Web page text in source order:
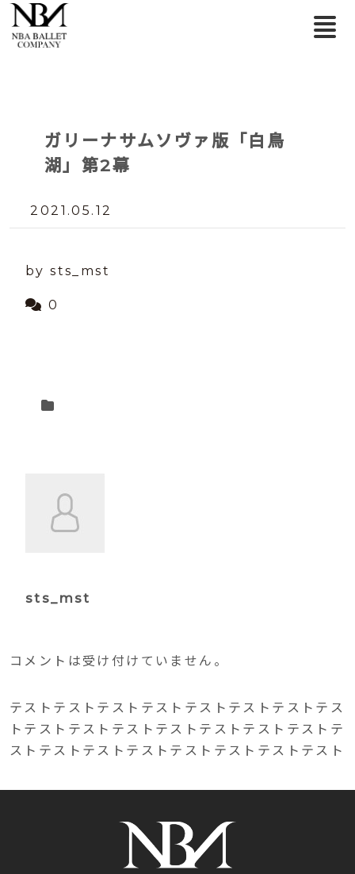
ガリーナサムソヴァ版「白鳥
湖」第2幕
2021.05.12
by sts_mst
0
sts_mst
コメントは受け付けていません。
テストテストテストテストテストテストテストテス
トテストテストテストテストテストテストテストテ
ストテストテストテストテストテストテストテスト